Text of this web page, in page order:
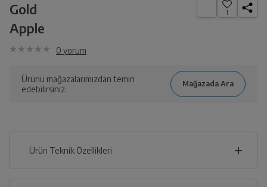
Gold
Apple
1
0 yorum
Ürünü mağazalarımızdan temin
edebilirsiniz.
Ürün Teknik Özellikleri